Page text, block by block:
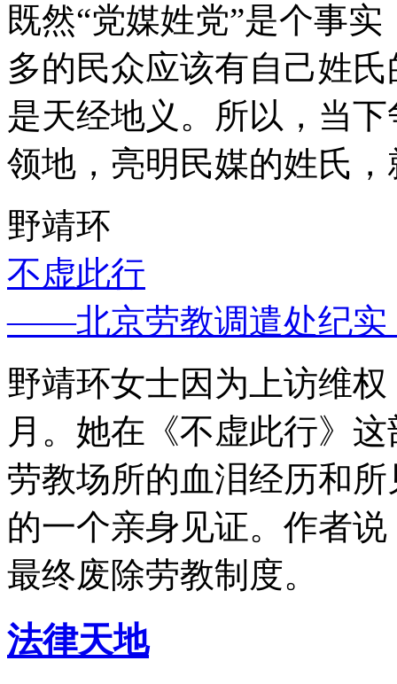
既然“党媒姓党”是个事
多的民众应该有自己姓
是天经地义。所以，当
领地，亮明民媒的姓氏
野靖环
不虚此行
——北京劳教调遣处纪实
野靖环女士因为上访维
月。她在《不虚此行》
劳教场所的血泪经历和
的一个亲身见证。作者
最终废除劳教制度。
法律天地